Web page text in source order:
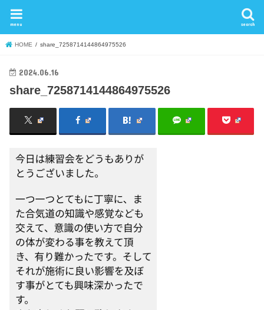
search
menu
HOME share_7258714144864975526
2024.06.16
share_7258714144864975526